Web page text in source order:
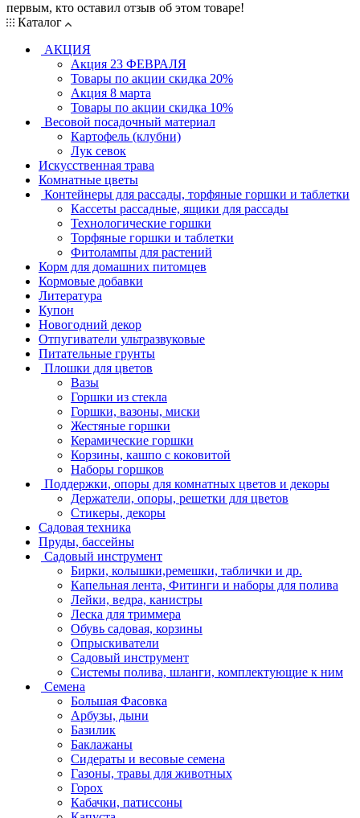
первым, кто оставил отзыв об этом товаре!
Каталог
АКЦИЯ
Акция 23 ФЕВРАЛЯ
Товары по акции скидка 20%
Акция 8 марта
Товары по акции скидка 10%
Весовой посадочный материал
Картофель (клубни)
Лук севок
Искусственная трава
Комнатные цветы
Контейнеры для рассады, торфяные горшки и таблетки
Кассеты рассадные, ящики для рассады
Технологические горшки
Торфяные горшки и таблетки
Фитолампы для растений
Корм для домашних питомцев
Кормовые добавки
Литература
Купон
Новогодний декор
Отпугиватели ультразвуковые
Питательные грунты
Плошки для цветов
Вазы
Горшки из стекла
Горшки, вазоны, миски
Жестяные горшки
Керамические горшки
Корзины, кашпо с коковитой
Наборы горшков
Поддержки, опоры для комнатных цветов и декоры
Держатели, опоры, решетки для цветов
Стикеры, декоры
Садовая техника
Пруды, бассейны
Садовый инструмент
Бирки, колышки,ремешки, таблички и др.
Капельная лента, Фитинги и наборы для полива
Лейки, ведра, канистры
Леска для триммера
Обувь садовая, корзины
Опрыскиватели
Садовый инструмент
Системы полива, шланги, комплектующие к ним
Семена
Большая Фасовка
Арбузы, дыни
Базилик
Баклажаны
Сидераты и весовые семена
Газоны, травы для животных
Горох
Кабачки, патиссоны